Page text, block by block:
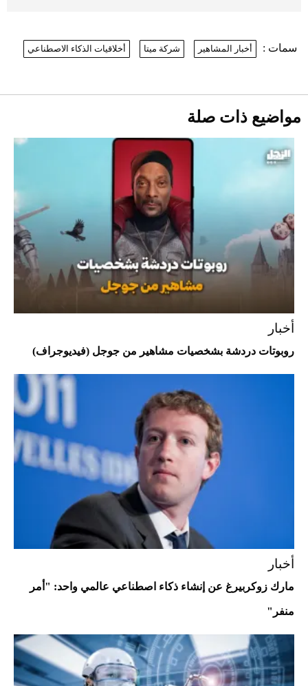
أغلى 10 عطور في العالم للرجال تمنحك فخامة
Aston Martin Valiant: على هوى الأبطال
أفضل تدريج للشعر الطويل لإطلالة جريئة وعصرية
Comeback" في جدة (فيديو)
2026-07-25
"بوجاتي ميسترال" الاستثنائية للبيع في
مزاد مونتيري
2026-07-23
سمات : أخبار المشاهير شركة ميتا أخلاقيات الذكاء الاصطناعي
مواضيع ذات صلة
أخبار
روبوتات دردشة بشخصيات مشاهير من جوجل (فيديوجراف)
أخبار
مارك زوكربيرغ عن إنشاء ذكاء اصطناعي عالمي واحد: "أمر
منفر"